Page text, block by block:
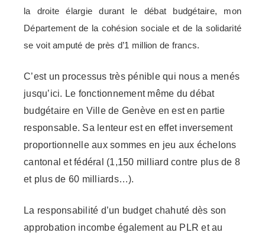
la droite élargie durant le débat budgétaire, mon
Département de la cohésion sociale et de la solidarité
se voit amputé de près d’1 million de francs.
C’est un processus très pénible qui nous a menés
jusqu’ici. Le fonctionnement même du débat
budgétaire en Ville de Genève en est en partie
responsable. Sa lenteur est en effet inversement
proportionnelle aux sommes en jeu aux échelons
cantonal et fédéral (1,150 milliard contre plus de 8
et plus de 60 milliards…).
La responsabilité d’un budget chahuté dès son
approbation incombe également au PLR et au